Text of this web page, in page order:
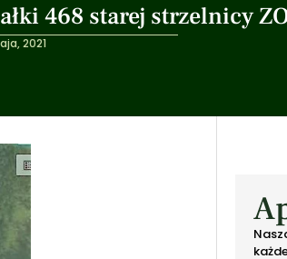
468 starej strzelnicy
2021